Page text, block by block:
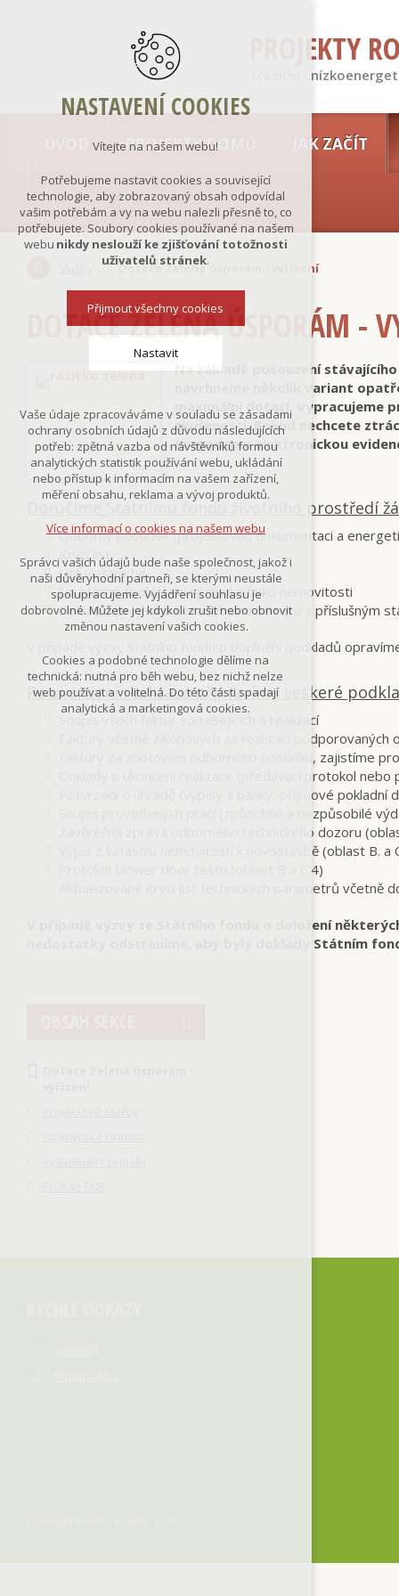
PROJEKTY
tradiční ·
PROJEKTY DOMŮ JAK ZAČÍT
Dotace Zelená úsporám - vyřízení
DOTACE ZELENÁ ÚSPORÁM -
Na základě posouzení
navrhneme několik variant
maximální dotací. Vypracujeme
zkušenosti. Pokud nechcete
Provedeme elektronickou
Doručíme Státnímu fondu životního prostředí
Odborný posudek (projektovou dokumentaci a
Krycí list
List vlastnictví
Souhlasné prohlášení spoluvlastníků nemovitosti
Doklad o projednání stavebního záměru s příslušným
V případě výzvy Státního fondu o doplnění podkladů
Po skončení realizace připravíme veškeré
Soupis všech faktur souvisejících s realizací
Faktury včetně zálohových za realizaci
Faktury za zhotovení odborného posudku, zajistíme
Doklady o ukončení realizace (předávací protokol
Potvrzení o úhradě (výpisy z banky, příjmové pokladní
Soupis provedených prací (způsobilé a nezpůsobilé
Závěrečná zpráva odborného technického dozoru
Výpis z katastru nemovitostí k novostavbě (oblast B. a
Protokol blower door testu (oblast B a C.4)
Aktualizovaný Krycí list technických parametrů
V případě výzvy ze Státního fondu o doložení
nedostatky odstraníme, aby byly doklady Státním
NASTAVENÍ COOKIES
Vítejte na našem webu!
Potřebujeme nastavit cookies a související
technologie, aby zobrazovaný obsah odpovídal
vašim potřebám a vy na webu nalezli přesně to, co
potřebujete. Soubory cookies používané na našem
webu nikdy neslouží ke zjišťování totožnosti
uživatelů stránek.
Přijmout všechny cookies
Nastavit
nutná pro provozování webu
udržení kontextu stránek (session):
případná přihlášení, volby jazyka, apod.
Volitelná cookies
analytická pro anonymizované
marketingová cookies
Více informací o cookies na našem webu
Odmítnout vše
Vaše údaje zpracováváme v souladu se zásadami
ochrany osobních údajů z důvodu následujících
potřeb: zpětná vazba od návštěvníků formou
analytických statistik používání webu, ukládání
nebo přístup k informacím na vašem zařízení,
měření obsahu, reklama a vývoj produktů.
Více informací o cookies na našem webu
Správci vašich údajů bude naše společnost, jakož i
naši důvěryhodní partneři, se kterými neustále
spolupracujeme. Vyjádření souhlasu je
dobrovolné. Můžete jej kdykoli zrušit nebo obnovit
změnou nastavení vašich cookies.
Cookies a podobné technologie dělíme na
technická: nutná pro běh webu, bez nichž nelze
web používat a volitelná. Do této části spadají
analytická a marketingová cookies.